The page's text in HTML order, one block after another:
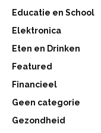
Educatie en School
Elektronica
Eten en Drinken
Featured
Financieel
Geen categorie
Gezondheid